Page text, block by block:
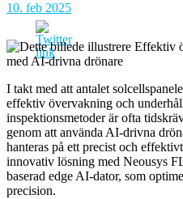
10. feb 2025
I takt med att antalet
effektiv övervakning och
inspektionsmetoder är ofta
genom att använda AI-drivna
hanteras på ett precist och
innovativ lösning med Neousys
baserad edge AI-dator, som
precision.